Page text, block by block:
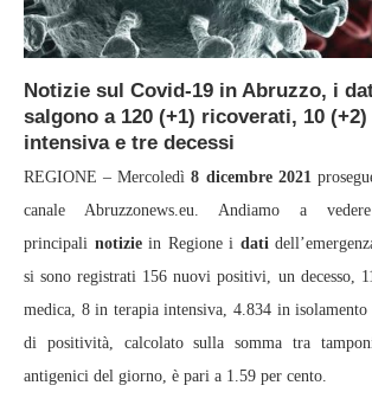
Notizie sul Covid-19 in Abruzzo, i
salgono a 120 (+1) ricoverati, 10
intensiva e tre decessi
REGIONE – Mercoledì8 dicembre 2021
canale Abruzzonews.eu. Andiamo a
principali notiziein Regione i dati
si sono registrati 156 nuovi positivi, un decesso,
medica, 8 in terapia intensiva, 4.834 in
di positività, calcolato sulla somma tra
antigenici del giorno, è pari a 1.59 per cento.